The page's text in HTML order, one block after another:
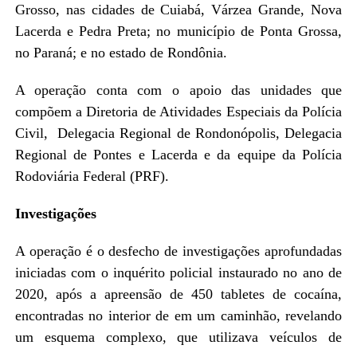
Grosso, nas cidades de Cuiabá, Várzea Grande, Nova
Lacerda e Pedra Preta; no município de Ponta Grossa,
no Paraná; e no estado de Rondônia.
A operação conta com o apoio das unidades que
compõem a Diretoria de Atividades Especiais da Polícia
Civil, Delegacia Regional de Rondonópolis, Delegacia
Regional de Pontes e Lacerda e da equipe da Polícia
Rodoviária Federal (PRF).
Investigações
A operação é o desfecho de investigações aprofundadas
iniciadas com o inquérito policial instaurado no ano de
2020, após a apreensão de 450 tabletes de cocaína,
encontradas no interior de em um caminhão, revelando
um esquema complexo, que utilizava veículos de